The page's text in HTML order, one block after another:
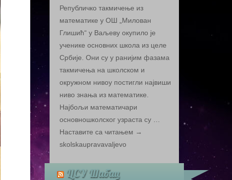
Републичко такмичење из
математике у ОШ „Милован
Глишић“ у Ваљеву окупило је
ученике основних школа из целе
Србије. Они су у ранијим фазама
такмичења на школском и
окружном нивоу постигли највиши
ниво знања из математике.
Најбољи математичари
основношколског узраста су …
Наставите са читањем →
skolskaupravavaljevo
ЦСУ Шабац